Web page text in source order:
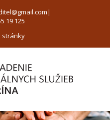
|
19 125
stránky